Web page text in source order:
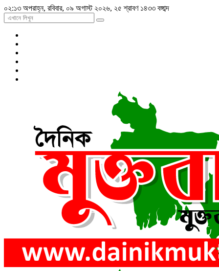
০২:১৩ অপরাহ্ন, রবিবার, ০৯ অগাস্ট ২০২৬, ২৫ শ্রাবণ ১৪৩৩ বঙ্গাব্দ